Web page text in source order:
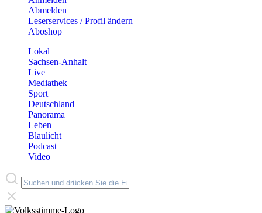
Abmelden
Leserservices / Profil ändern
Aboshop
Lokal
Sachsen-Anhalt
Live
Mediathek
Sport
Deutschland
Panorama
Leben
Blaulicht
Podcast
Video